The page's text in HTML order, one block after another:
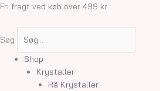
Gå
Fri fragt ved køb over 499 kr
Søg
Shop
Krystaller
Rå Krystaller